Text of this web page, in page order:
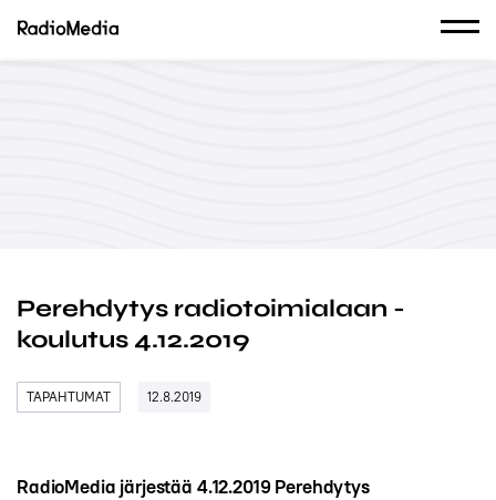
Perehdytys radiotoimialaan -
koulutus 4.12.2019
TAPAHTUMAT 12.8.2019
RadioMedia järjestää 4.12.2019 Perehdytys